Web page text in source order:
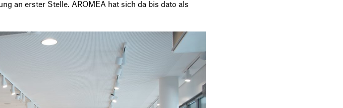
an erster Stelle. AROMEA hat sich da bis dato als